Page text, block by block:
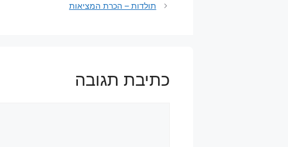
תולדות – הכרת המציאות
כתיבת תגובה